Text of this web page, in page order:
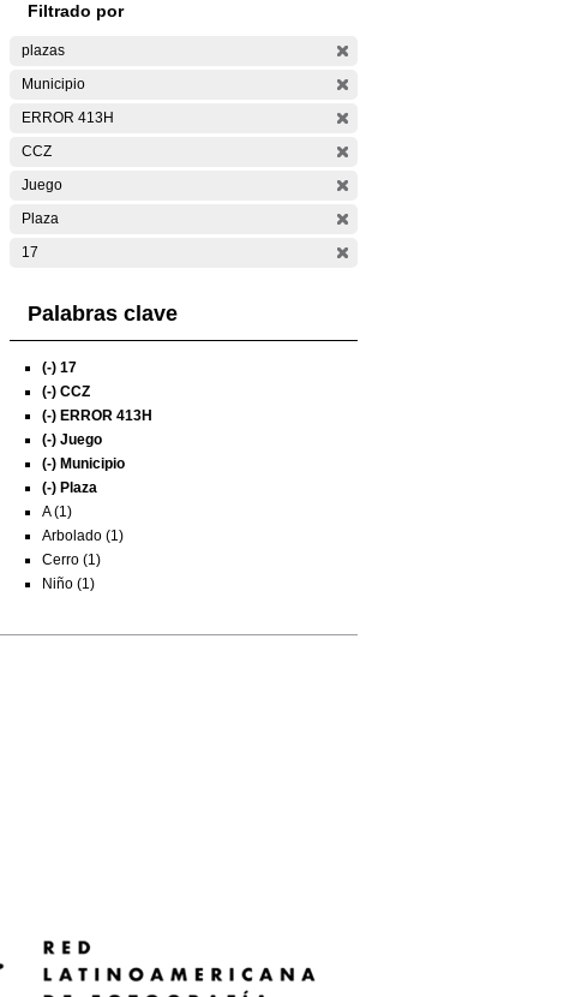
Filtrado por
plazas
Municipio
ERROR 413H
CCZ
Juego
Plaza
17
Palabras clave
(-) 17
(-) CCZ
(-) ERROR 413H
(-) Juego
(-) Municipio
(-) Plaza
A (1)
Arbolado (1)
Cerro (1)
Niño (1)